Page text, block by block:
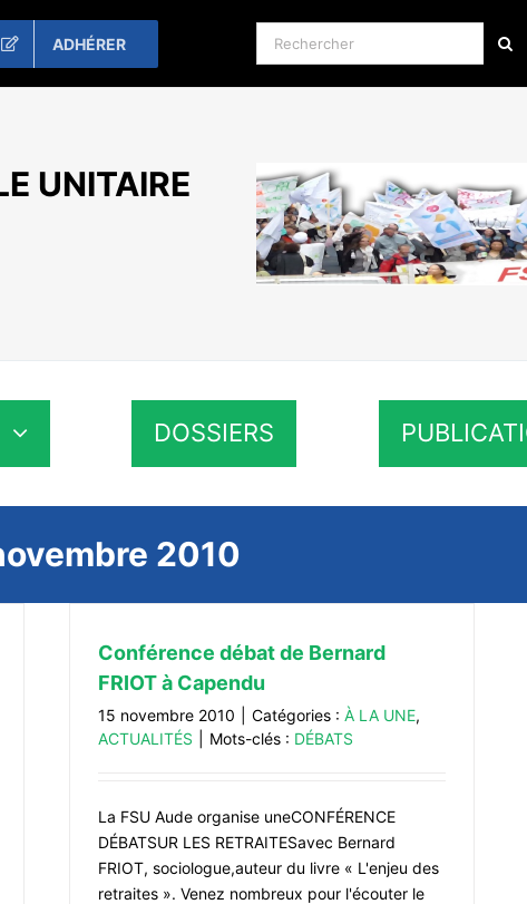
ADHÉRER Rechercher:
UNITAIRE
DOSSIERS
2010
Conférence débat de Bernard
FRIOT à Capendu
15 novembre 2010 Catégories : À LA UNE,
ACTUALITÉS
Mots-clés : DÉBATS
La FSU Aude organise uneCONFÉRENCE
DÉBATSUR LES RETRAITESavec Bernard
FRIOT, sociologue,auteur du livre « L'enjeu des
retraites ». Venez nombreux pour l'écouter le